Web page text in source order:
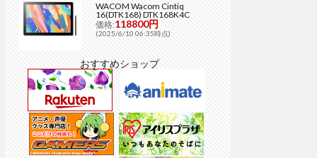
WACOM Wacom Cintiq
16(DTK168) DTK168K4C
価格:118800円
(2025/6/10 06:35時点)
おすすめショップ